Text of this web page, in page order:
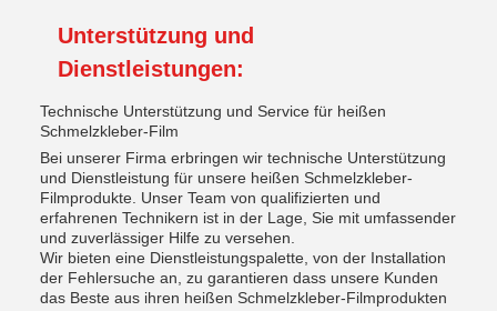
Unterstützung und
Dienstleistungen:
Technische Unterstützung und Service für heißen
Schmelzkleber-Film
Bei unserer Firma erbringen wir technische Unterstützung
und Dienstleistung für unsere heißen Schmelzkleber-
Filmprodukte. Unser Team von qualifizierten und
erfahrenen Technikern ist in der Lage, Sie mit umfassender
und zuverlässiger Hilfe zu versehen.
Wir bieten eine Dienstleistungspalette, von der Installation
der Fehlersuche an, zu garantieren dass unsere Kunden
das Beste aus ihren heißen Schmelzkleber-Filmprodukten